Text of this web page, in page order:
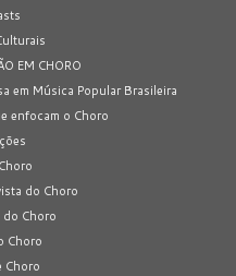
EM CHORO
em Música Popular Brasileira
enfocam o Choro
do Choro
do Choro
Choro
Choro